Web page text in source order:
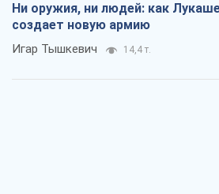
Ни оружия, ни людей: как
создает новую армию
Игар Тышкевич 14,4 т.